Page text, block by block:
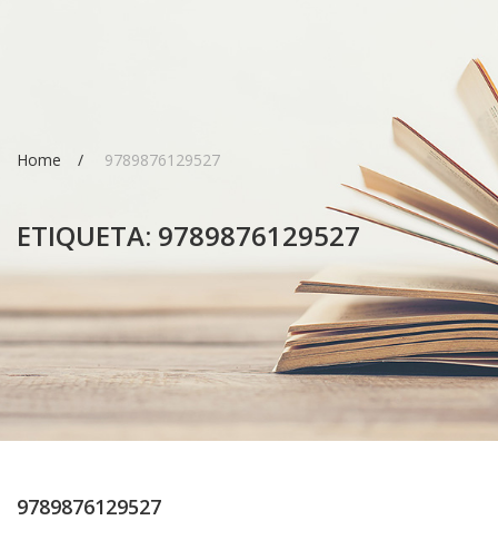
Home 9789876129527
ETIQUETA: 9789876129527
9789876129527